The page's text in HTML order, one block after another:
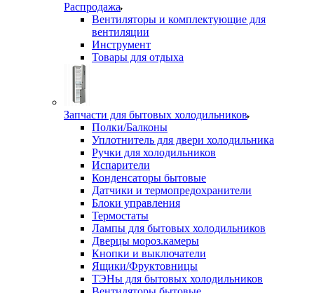
Распродажа
Вентиляторы и комплектующие для
вентиляции
Инструмент
Товары для отдыха
Запчасти для бытовых холодильников
Полки/Балконы
Уплотнитель для двери холодильника
Ручки для холодильников
Испарители
Конденсаторы бытовые
Датчики и термопредохранители
Блоки управления
Термостаты
Лампы для бытовых холодильников
Дверцы мороз.камеры
Кнопки и выключатели
Ящики/Фруктовницы
ТЭНы для бытовых холодильников